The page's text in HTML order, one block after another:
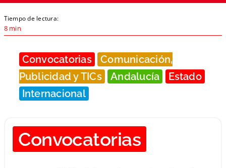
Tiempo de lectura:
8 min
Convocatorias
Comunicación,
Publicidad y TICs
Andalucía
Estado
Internacional
Convocatorias